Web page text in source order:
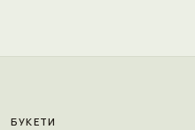
БУКЕТИ